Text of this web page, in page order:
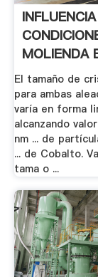
MOLIENDA
El tamaño de
para ambas
varía en forma
alcanzando
nm ... de
... de Cobalto.
tama o ...